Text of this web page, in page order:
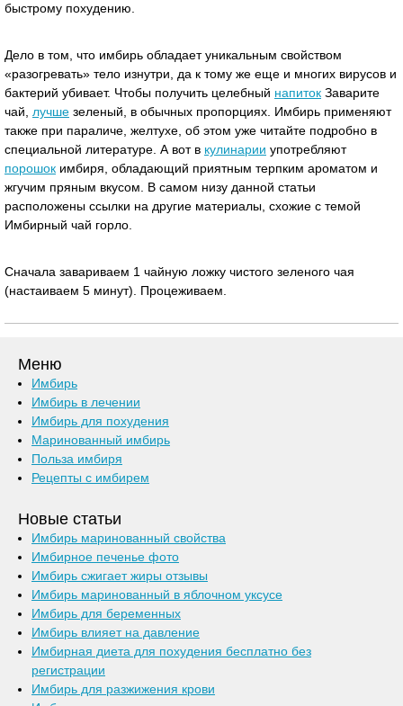
быстрому похудению.
Дело в том, что имбирь обладает уникальным свойством
«разогревать» тело изнутри, да к тому же еще и многих вирусов и
бактерий убивает. Чтобы получить целебный напиток Заварите
чай, лучше зеленый, в обычных пропорциях. Имбирь применяют
также при параличе, желтухе, об этом уже читайте подробно в
специальной литературе. А вот в кулинарии употребляют
порошок имбиря, обладающий приятным терпким ароматом и
жгучим пряным вкусом. В самом низу данной статьи
расположены ссылки на другие материалы, схожие с темой
Имбирный чай горло.
Сначала завариваем 1 чайную ложку чистого зеленого чая
(настаиваем 5 минут). Процеживаем.
Меню
Имбирь
Имбирь в лечении
Имбирь для похудения
Маринованный имбирь
Польза имбиря
Рецепты с имбирем
Новые статьи
Имбирь маринованный свойства
Имбирное печенье фото
Имбирь сжигает жиры отзывы
Имбирь маринованный в яблочном уксусе
Имбирь для беременных
Имбирь влияет на давление
Имбирная диета для похудения бесплатно без
регистрации
Имбирь для разжижения крови